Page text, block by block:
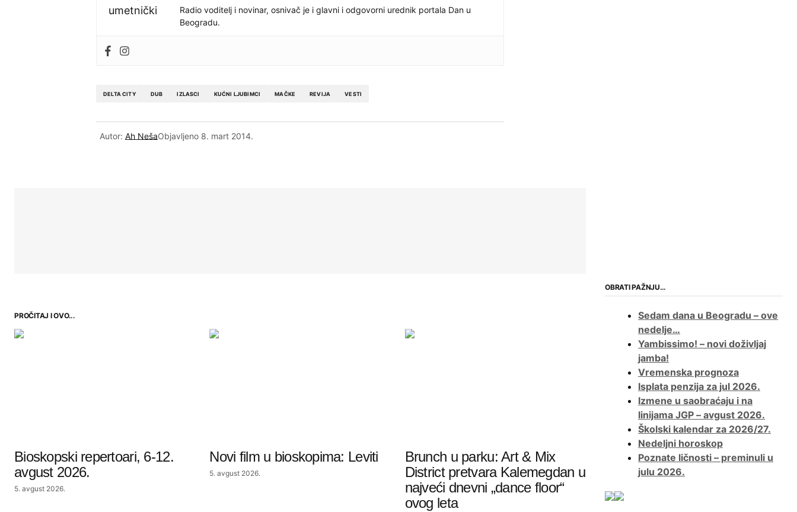
Radio voditelj i novinar, osnivač je i glavni i odgovorni urednik portala Dan u
Beogradu.
DELTA CITY DUB IZLASCI KUĆNI LJUBIMCI MAČKE REVIJA VESTI
Autor: Ah NešaObjavljeno 8. mart 2014.
PROČITAJ I OVO...
Bioskopski repertoari, 6-12.
avgust 2026.
5. avgust 2026.
Novi film u bioskopima: Leviti
5. avgust 2026.
Brunch u parku: Art & Mix
District pretvara Kalemegdan u
najveći dnevni „dance floor“
ovog leta
OBRATI PAŽNJU…
Sedam dana u Beogradu – ove
nedelje…
Yambissimo! – novi doživljaj
jamba!
Vremenska prognoza
Isplata penzija za jul 2026.
Izmene u saobraćaju i na
linijama JGP – avgust 2026.
Školski kalendar za 2026/27.
Nedeljni horoskop
Poznate ličnosti – preminuli u
julu 2026.